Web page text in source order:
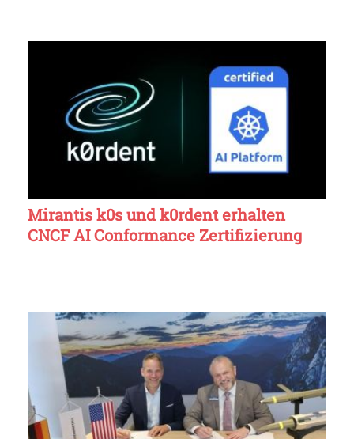
Mirantis k0s und k0rdent erhalten
CNCF AI Conformance Zertifizierung